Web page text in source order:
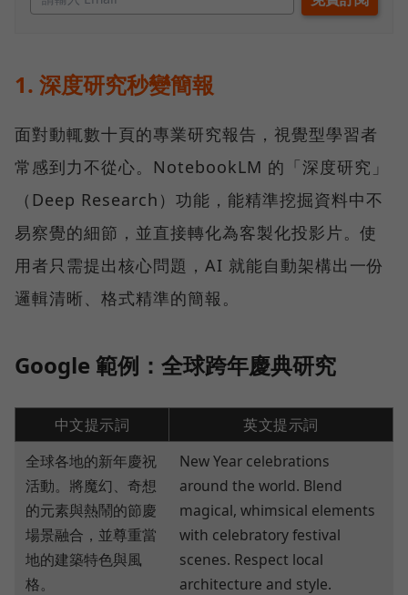
1. 深度研究秒變簡報
面對動輒數十頁的專業研究報告，視覺型學習者
常感到力不從心。NotebookLM 的「深度研究」
（Deep Research）功能，能精準挖掘資料中不
易察覺的細節，並直接轉化為客製化投影片。使
用者只需提出核心問題，AI 就能自動架構出一份
邏輯清晰、格式精準的簡報。
Google 範例：全球跨年慶典研究
中文提示詞
英文提示詞
全球各地的新年慶祝
活動。將魔幻、奇想
的元素與熱鬧的節慶
場景融合，並尊重當
地的建築特色與風
格。
New Year celebrations
around the world. Blend
magical, whimsical elements
with celebratory festival
scenes. Respect local
architecture and style.